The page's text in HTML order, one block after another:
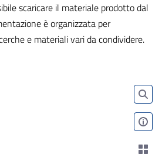
scaricare il materiale prodotto dal
è organizzata per
e materiali vari da condividere.